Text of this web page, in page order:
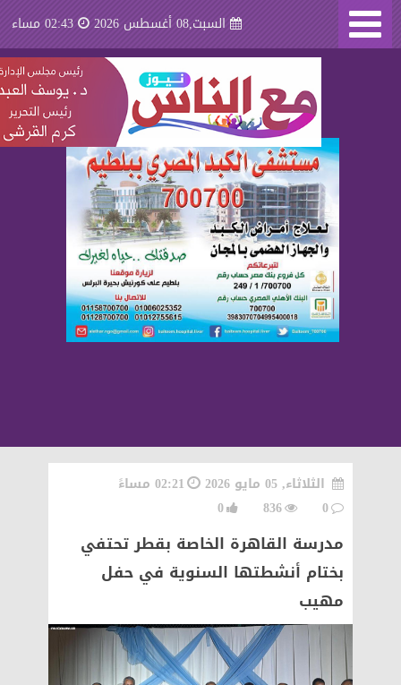
السبت,08 أغسطس 2026 02:43 مساء
الثلاثاء, 05 مايو 2026
02:21 مساءً
0
836
0
مدرسة القاهرة الخاصة بقطر تحتفي
بختام أنشطتها السنوية في حفل
مهيب